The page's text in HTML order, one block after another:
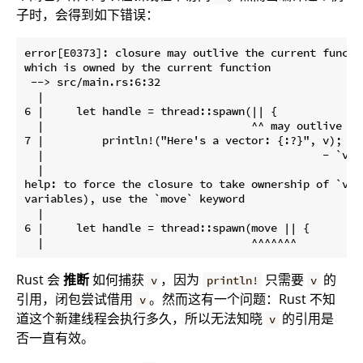
子时，会得到如下错误：
error[E0373]: closure may outlive the current
which is owned by the current function
--> src/main.rs:6:32
  |
6 |     let handle = thread::spawn(|| {
|                                ^^ may outlive
7 |         println!("Here's a vector: {:?}", v);
|                                           - `v`
  |
help: to force the closure to take ownership of `v`
variables), use the `move` keyword
  |
6 |     let handle = thread::spawn(move || {
Rust 会推断如何捕获 v ，因为 println! 只需要 v 的
引用，闭包尝试借用 v 。然而这有一个问题：Rust 不知
道这个新建线程会执行多久，所以无法知晓 v 的引用是
否一直有效。